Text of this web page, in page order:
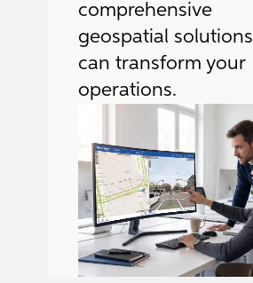
comprehensive
geospatial solutions
can transform your
operations.